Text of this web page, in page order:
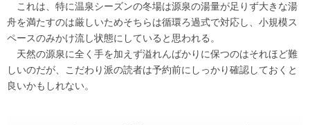
これは、特に温泉シーズンの冬場は源泉の湯量が足りず大きな湯
舟を満たすのは厳しいためそちらは循環ろ過式で対応し、小規模ス
ペースのみかけ流し状態にしていると思われる。
天然の源泉に全く手を加えず溢れんばかりに保つのはそれほど難
しいのだが、こだわり派の読者は予約前にしっかり確認しておくと
良いかもしれない。